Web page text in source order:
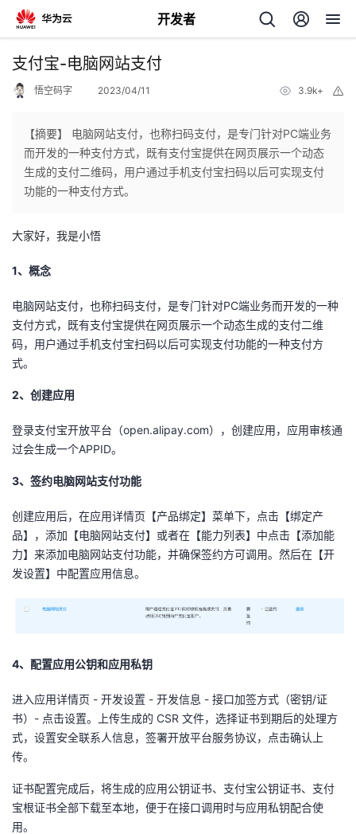
开发者
返
个
人
主
页
我
的
开
发
我
客论
坛
的
圈
子
我
的
直
我
的
动
我
关
注
的
开
者
我
的
我
支
支付宝-电脑网站支付
悟空码字 2023/04/11 3.9k+
【摘要】 电脑网站支付，也称扫码支付，是专门针对PC端业务
而开发的一种支付方式，既有支付宝提供在网页展示一个动态
生成的支付二维码，用户通过手机支付宝扫码以后可实现支付
功能的一种支付方式。
大家好，我是小悟
1、概念
电脑网站支付，也称扫码支付，是专门针对PC端业务而开发的一种
支付方式，既有支付宝提供在网页展示一个动态生成的支付二维
码，用户通过手机支付宝扫码以后可实现支付功能的一种支付方
式。
2、创建应用
登录支付宝开放平台（open.alipay.com），创建应用，应用审核通
过会生成一个APPID。
3、签约电脑网站支付功能
创建应用后，在应用详情页【产品绑定】菜单下，点击【绑定产
品】，添加【电脑网站支付】或者在【能力列表】中点击【添加能
力】来添加电脑网站支付功能，并确保签约方可调用。然后在【开
发设置】中配置应用信息。
4、配置应用公钥和应用私钥
进入应用详情页 - 开发设置 - 开发信息 - 接口加签方式（密钥/证
书）- 点击设置。上传生成的 CSR 文件，选择证书到期后的处理方
式，设置安全联系人信息，签署开放平台服务协议，点击确认上
传。
证书配置完成后，将生成的应用公钥证书、支付宝公钥证书、支付
宝根证书全部下载至本地，便于在接口调用时与应用私钥配合使
用。